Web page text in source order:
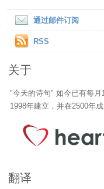
通过邮件订阅
RSS
关于
"今天的诗句" 如今已有每
1998年建立，并在2500年
翻译